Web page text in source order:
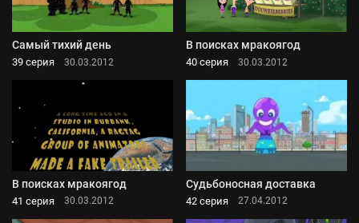
Самый тихий день
39 серия 30.03.2012
В поисках мракоягод
40 серия 30.03.2012
В поисках мракоягод
41 серия 30.03.2012
Судьбоносная доставка
42 серия 27.04.2012